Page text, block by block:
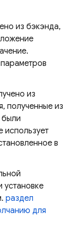
из бэкэнда,
из
полученные из
были
использует
в
раздел
для